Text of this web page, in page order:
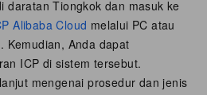
daratan Tiongkok dan masuk ke
Alibaba Cloud melalui PC atau
Kemudian, Anda dapat
ICP di sistem tersebut.
mengenai prosedur dan jenis